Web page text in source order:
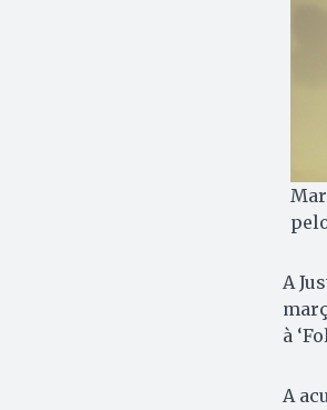
A
à
A